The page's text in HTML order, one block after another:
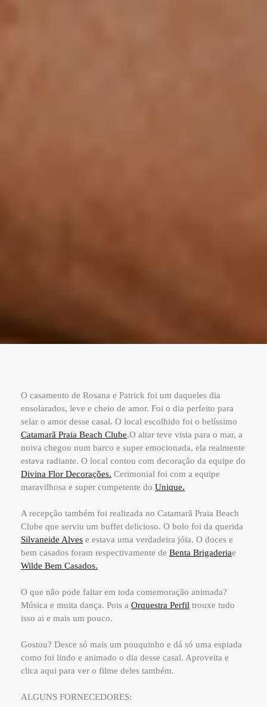
O casamento de Rosana e Patrick foi um daqueles dia
ensolarados, leve e cheio de amor. Foi o dia perfeito para
selar o amor desse casal. O local escolhido foi o belíssimo
Catamarã Praia Beach Clube.O altar teve vista para o mar, a
noiva chegou num barco e super emocionada, ela realmente
estava radiante. O local contou com decoração da equipe do
Divina Flor Decorações. Cerimonial foi com a equipe
maravilhosa e super competente do Unique.
A recepção também foi realizada no Catamarã Praia Beach
Clube que serviu um buffet delicioso. O bolo foi da querida
Silvaneide Alves e estava uma verdadeira jóia. O doces e
bem casados foram respectivamente de Benta Brigaderiae
Wilde Bem Casados.
O que não pode faltar em toda comemoração animada?
Música e muita dança. Pois a Orquestra Perfil trouxe tudo
isso ai e mais um pouco.
Gostou? Desce só mais um pouquinho e dá só uma espiada
como foi lindo e animado o dia desse casal. Aproveita e
clica aqui para ver o filme deles também.
ALGUNS FORNECEDORES: